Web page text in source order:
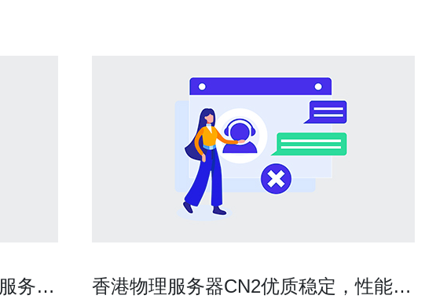
务选
香港物理服务器CN2优质稳定，性能强